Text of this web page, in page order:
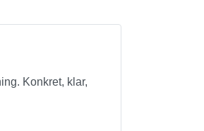
Konkret, klar,